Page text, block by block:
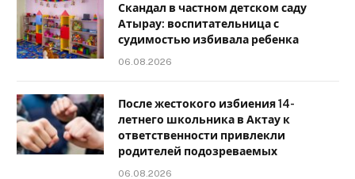
Скандал в частном детском саду
Атырау: воспитательница с
судимостью избивала ребенка
06.08.2026
После жестокого избиения 14-
летнего школьника в Актау к
ответственности привлекли
родителей подозреваемых
06.08.2026